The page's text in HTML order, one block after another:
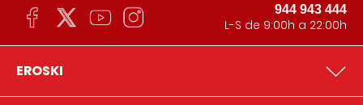
944 943 444
L-S de 9:00h a 22:00h
EROSKI